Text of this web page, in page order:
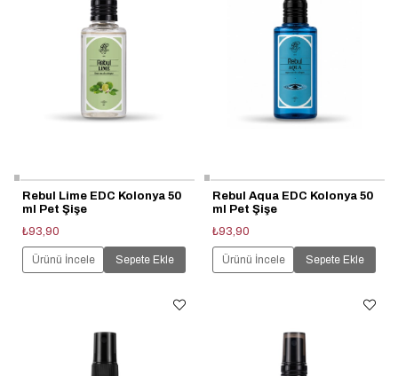
Rebul Lime EDC Kolonya 50
ml Pet Şişe
₺93,90
Ürünü İncele Sepete Ekle
Rebul Aqua EDC Kolonya 50
ml Pet Şişe
₺93,90
Ürünü İncele Sepete Ekle